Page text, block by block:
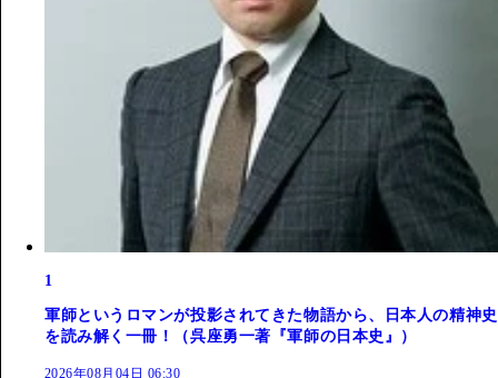
1
軍師というロマンが投影されてきた物語から、日本人の精神史
を読み解く一冊！（呉座勇一著『軍師の日本史』）
2026年08月04日 06:30